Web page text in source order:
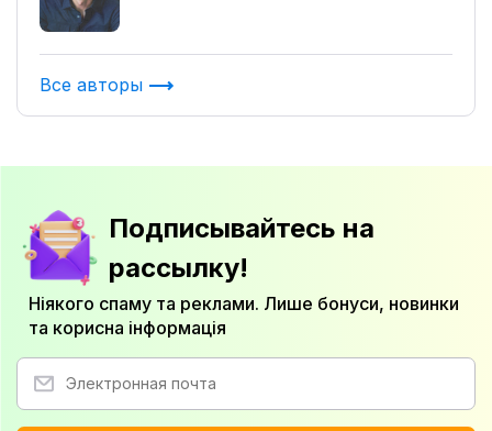
Все авторы
Подписывайтесь на
рассылку!
Ніякого спаму та реклами. Лише бонуси, новинки
та корисна інформація